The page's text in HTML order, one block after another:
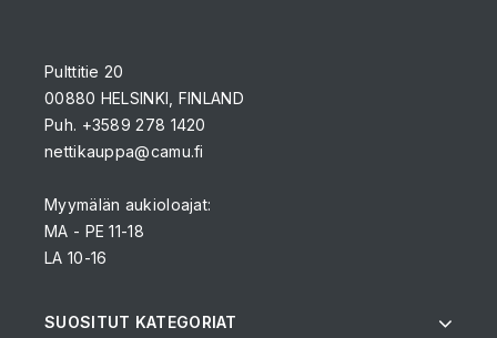
Pulttitie 20
00880 HELSINKI, FINLAND
Puh. +3589 278 1420
nettikauppa@camu.fi
Myymälän aukioloajat:
MA - PE 11-18
LA 10-16
SUOSITUT KATEGORIAT